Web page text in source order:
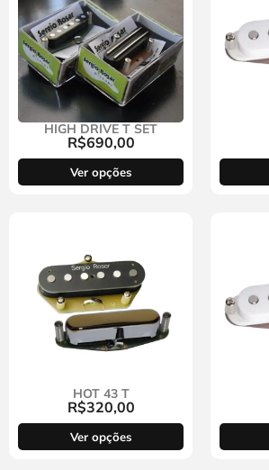
HIGH DRIVE T SET
R$690,00
Ver opções
HOT 43 T
R$320,00
Ver opções